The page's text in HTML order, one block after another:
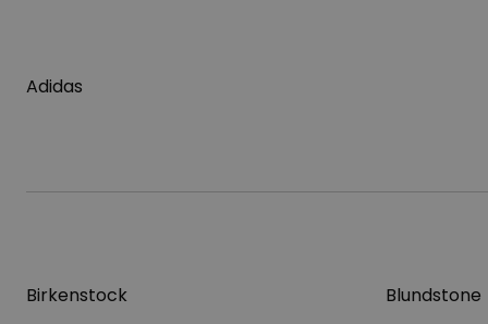
Adidas
Birkenstock Blundstone